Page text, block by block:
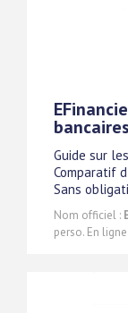
bancaires
Guide sur
Comparatif
Sans
Nom officiel :
perso. En